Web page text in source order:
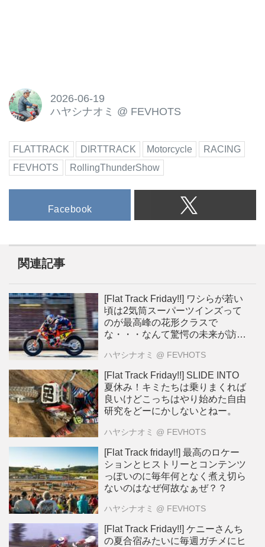
2026-06-19
ハヤシナオミ @ FEVHOTS
FLATTRACK DIRTTRACK Motorcycle
RACING
FEVHOTS
RollingThunderShow
Facebook
関連記事
[Flat Track Friday!!] ワシらが若い
頃は2気筒スーパーツインズって
のが最高峰の花形クラスで
な・・・なんて驚愕の未来が訪れ
ハヤシナオミ @ FEVHOTS
[Flat Track Friday!!] SLIDE INTO
夏休み！キミたちは乗りまくれば
良いけどこっちはやり始めた自由
研究をどーにかしないとねー。
ハヤシナオミ @ FEVHOTS
[Flat Track friday!!] 最高のロケー
ションとヒストリーとコンテンツ
っぽいのに毎年何となく煮え切ら
ないのはなぜ何故なぁぜ？？
ハヤシナオミ @ FEVHOTS
[Flat Track Friday!!] ケニーさんち
の夏合宿みたいに毎週ガチメにヒ